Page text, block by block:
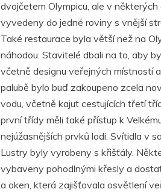
dvojčetem Olympicu, ale v
vyvedeny do jedné roviny s vnější
Také restaurace byla větší než na
náhodou. Stavitelé dbali na to, aby
včetně designu veřejných místností
palubě bylo buď zakoupeno zcela
vodu, včetně kajut cestujících třetí
první třídy měli také přístup k
nejúžasnějších prvků lodi. Svítidla v
Lustry byly vyrobeny s křišťály.
vybaveny pohodlnými křesly a
a oken, která zajišťovala osvětlení